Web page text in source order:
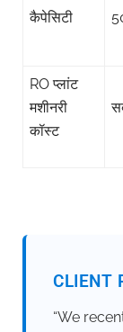
कैपेसिटी
RO प्लांट
मशीनरी
कॉस्ट
CLIENT
“We